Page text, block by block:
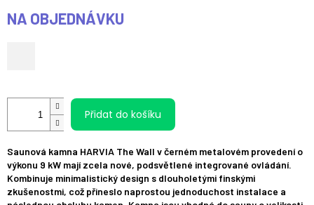
cena:
NA OBJEDNÁVKU
Přidat do košíku
Saunová kamna HARVIA The Wall v černém metalovém provedení o
výkonu 9 kW mají zcela nové, podsvětlené integrované ovládání.
Kombinuje minimalistický design s dlouholetými finskými
zkušenostmi, což přineslo naprostou jednoduchost instalace a